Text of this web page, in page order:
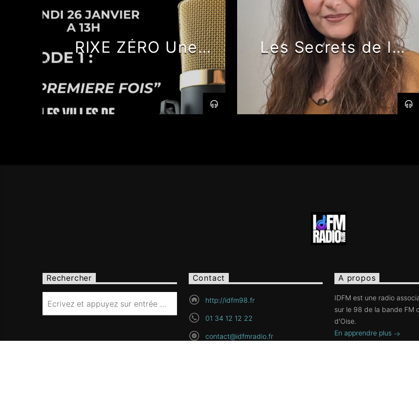
RIXE ZÉRO Une
série produite par
IDFM Radio, avec le
soutien de la Région
Île-de-France.
Les Secrets de la
Servante
Rechercher Contact
http://idfm98.fr
01 34 12 12 22
contact@idfmradio.fr
A propos
IDFM est une radio
sur le 98 de la bande FM
d'Oise.
En apprendre plus